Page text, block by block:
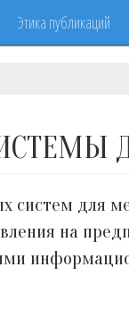
Этика публикаций
систем для
на